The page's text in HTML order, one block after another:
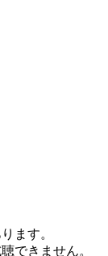
ます。
できません。